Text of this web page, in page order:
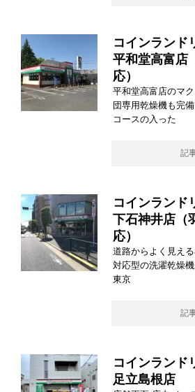
コインランド
平和堂高富店
応）
平和堂高富店のマ
団専用乾燥機も完
コースの入った
記
コインランド
下石神井店（
応）
道路からよく見え
対応型の洗濯乾燥
東京
記
コインランド
足立島根店